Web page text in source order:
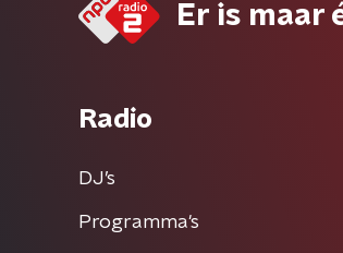
Er is maar
Radio
DJ’s
Programma's